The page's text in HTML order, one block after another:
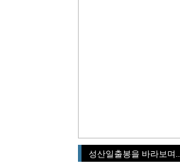
성산일출봉을 바라보며..